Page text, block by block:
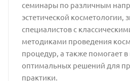
семинары по различным
эстетической косметологии,
специалистов с
методиками проведения
процедур, а также помогает
оптимальных решений для
практики.